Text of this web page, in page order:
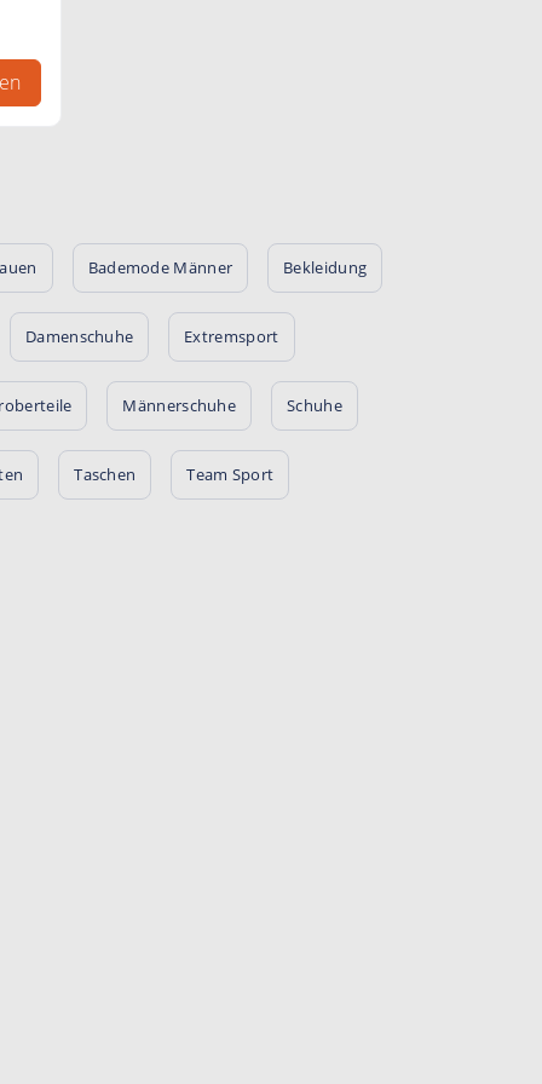
Bademode Männer Bekleidung
Damenschuhe Extremsport
Männerschuhe Schuhe
Taschen Team Sport